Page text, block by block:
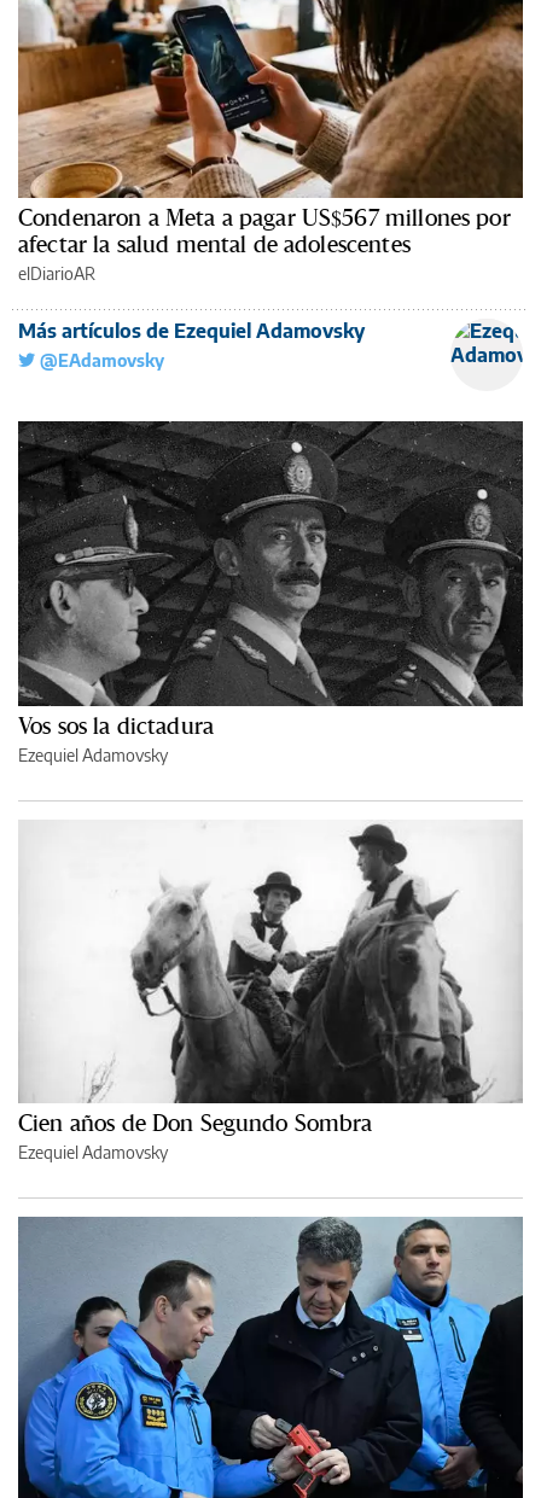
Condenaron a Meta a pagar US$567 millones por
afectar la salud mental de adolescentes
elDiarioAR
Más artículos de Ezequiel Adamovsky
@EAdamovsky
Vos sos la dictadura
Ezequiel Adamovsky
Cien años de Don Segundo Sombra
Ezequiel Adamovsky